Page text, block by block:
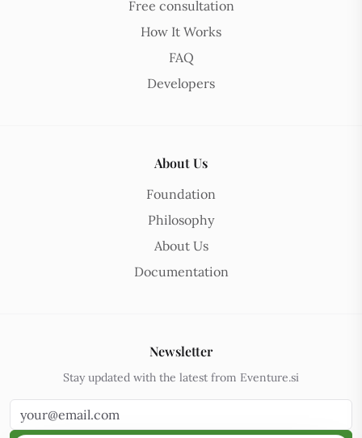
Free consultation
How It Works
FAQ
Developers
About Us
Foundation
Philosophy
About Us
Documentation
Newsletter
Stay updated with the latest from Eventure.si